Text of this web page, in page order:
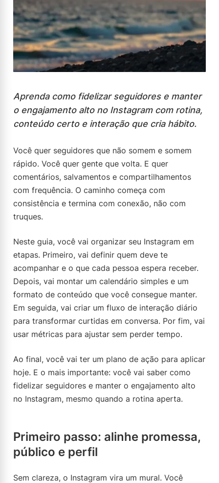
Aprenda como fidelizar seguidores e manter
o engajamento alto no Instagram com rotina,
conteúdo certo e interação que cria hábito.
Você quer seguidores que não somem e somem
rápido. Você quer gente que volta. E quer
comentários, salvamentos e compartilhamentos
com frequência. O caminho começa com
consistência e termina com conexão, não com
truques.
Neste guia, você vai organizar seu Instagram em
etapas. Primeiro, vai definir quem deve te
acompanhar e o que cada pessoa espera receber.
Depois, vai montar um calendário simples e um
formato de conteúdo que você consegue manter.
Em seguida, vai criar um fluxo de interação diário
para transformar curtidas em conversa. Por fim, vai
usar métricas para ajustar sem perder tempo.
Ao final, você vai ter um plano de ação para aplicar
hoje. E o mais importante: você vai saber como
fidelizar seguidores e manter o engajamento alto
no Instagram, mesmo quando a rotina aperta.
Primeiro passo: alinhe promessa,
público e perfil
Sem clareza, o Instagram vira um mural. Você